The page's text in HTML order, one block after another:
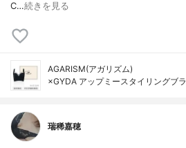
C…続きを見る
AGARISM(アガリズム)
×GYDA アップミースタイリングブラ
瑞稀嘉穂